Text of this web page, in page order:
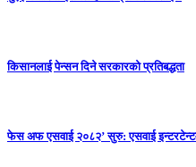
किसानलाई पेन्सन दिने सरकारको प्रतिबद्धता
फेस अफ एसवाई २०८२’ सुरु: एसवाई